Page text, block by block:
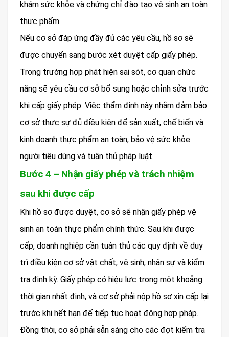
khám sức khỏe và chứng chỉ đào tạo vệ sinh an toàn
thực phẩm.
Nếu cơ sở đáp ứng đầy đủ các yêu cầu, hồ sơ sẽ
được chuyển sang bước xét duyệt cấp giấy phép.
Trong trường hợp phát hiện sai sót, cơ quan chức
năng sẽ yêu cầu cơ sở bổ sung hoặc chỉnh sửa trước
khi cấp giấy phép. Việc thẩm định này nhằm đảm bảo
cơ sở thực sự đủ điều kiện để sản xuất, chế biến và
kinh doanh thực phẩm an toàn, bảo vệ sức khỏe
người tiêu dùng và tuân thủ pháp luật.
Bước 4 – Nhận giấy phép và trách nhiệm
sau khi được cấp
Khi hồ sơ được duyệt, cơ sở sẽ nhận giấy phép vệ
sinh an toàn thực phẩm chính thức. Sau khi được
cấp, doanh nghiệp cần tuân thủ các quy định về duy
trì điều kiện cơ sở vật chất, vệ sinh, nhân sự và kiểm
tra định kỳ. Giấy phép có hiệu lực trong một khoảng
thời gian nhất định, và cơ sở phải nộp hồ sơ xin cấp lại
trước khi hết hạn để tiếp tục hoạt động hợp pháp.
Đồng thời, cơ sở phải sẵn sàng cho các đợt kiểm tra